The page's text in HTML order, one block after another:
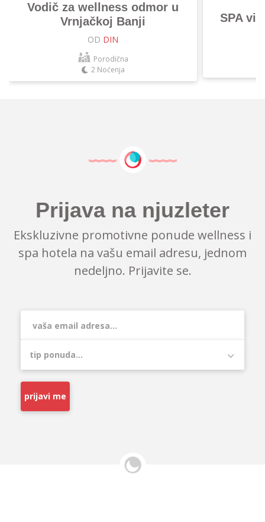
Vodič za wellness odmor u
Vrnjačkoj Banji
OD DIN
Porodična
2 Noćenja
SPA
Prijava na njuzleter
Ekskluzivne promotivne ponude wellness i
spa hotela na vašu email adresu, jednom
nedeljno. Prijavite se.
prijavi me